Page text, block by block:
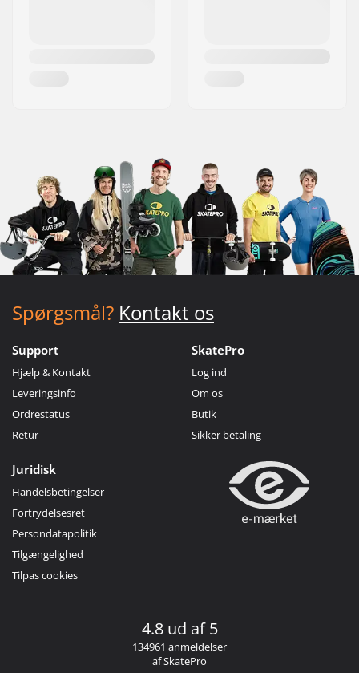
Spørgsmål? Kontakt os
Support
Hjælp & Kontakt
Leveringsinfo
Ordrestatus
Retur
SkatePro
Log ind
Om os
Butik
Sikker betaling
Juridisk
Handelsbetingelser
Fortrydelsesret
Persondatapolitik
Tilgængelighed
Tilpas cookies
4.8 ud af 5
134961 anmeldelser
af SkatePro